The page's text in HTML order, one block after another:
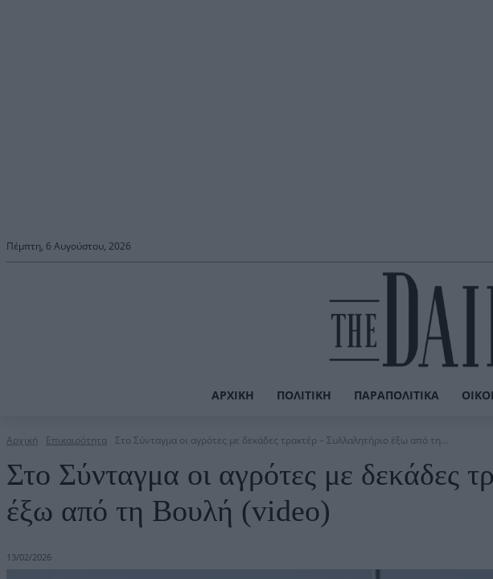
Πέμπτη, 6 Αυγούστου, 2026
ΑΡΧΙΚΉ ΠΟΛΙΤΙΚΉ ΠΑΡΑΠΟΛΙΤΙΚΆ
Αρχική Επικαιρότητα Στο Σύνταγμα οι αγρότες με δεκάδες τρακτέρ – Συλλαλητήριο έξω από τη...
Στο Σύνταγμα οι αγρότες με δεκάδες
έξω από τη Βουλή (video)
13/02/2026